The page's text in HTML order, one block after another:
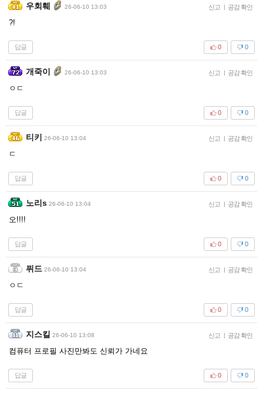
우회훼 26-06-10 13:03 신고 | 공감 확인
?!
답글 0
0
개죽이 26-06-10 13:03 신고 | 공감 확인
ㅇㄷ
답글 0
0
티키 26-06-10 13:04 신고 | 공감 확인
ㄷ
답글 0
0
노리s 26-06-10 13:04 신고 | 공감 확인
오!!!!
답글 0
0
퓌드 26-06-10 13:04 신고 | 공감 확인
ㅇㄷ
답글 0
0
지스킬 26-06-10 13:08 신고 | 공감 확인
컴퓨터 프로필 사진만봐도 신뢰가 가네요
답글 0
0